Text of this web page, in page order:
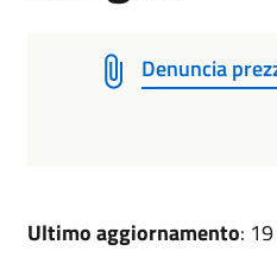
Denuncia
Ultimo aggiornamento: